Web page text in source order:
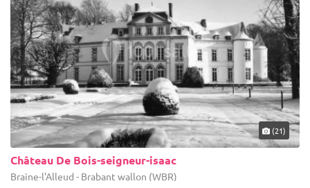
(21)
Château De Bois-seigneur-isaac
Braine-l'Alleud - Brabant wallon (WBR)